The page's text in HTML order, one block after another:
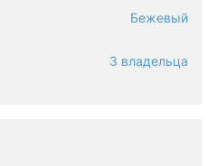
Бежевый
3 владельца